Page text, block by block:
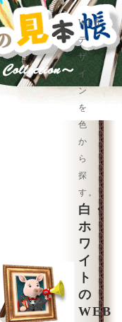
WEB
デ
ザ
イ
ン
を
色
か
ら
探
す。
白・
ホ
ワ
イ
ト
の
WEB